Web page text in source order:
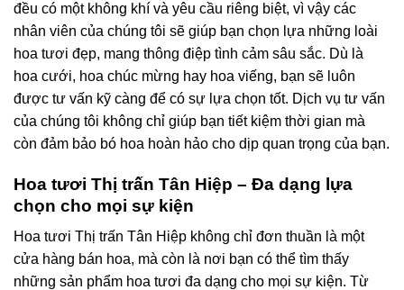
đều có một không khí và yêu cầu riêng biệt, vì vậy các
nhân viên của chúng tôi sẽ giúp bạn chọn lựa những loài
hoa tươi đẹp, mang thông điệp tình cảm sâu sắc. Dù là
hoa cưới, hoa chúc mừng hay hoa viếng, bạn sẽ luôn
được tư vấn kỹ càng để có sự lựa chọn tốt. Dịch vụ tư vấn
của chúng tôi không chỉ giúp bạn tiết kiệm thời gian mà
còn đảm bảo bó hoa hoàn hảo cho dịp quan trọng của bạn.
Hoa tươi Thị trấn Tân Hiệp – Đa dạng lựa
chọn cho mọi sự kiện
Hoa tươi Thị trấn Tân Hiệp không chỉ đơn thuần là một
cửa hàng bán hoa, mà còn là nơi bạn có thể tìm thấy
những sản phẩm hoa tươi đa dạng cho mọi sự kiện. Từ